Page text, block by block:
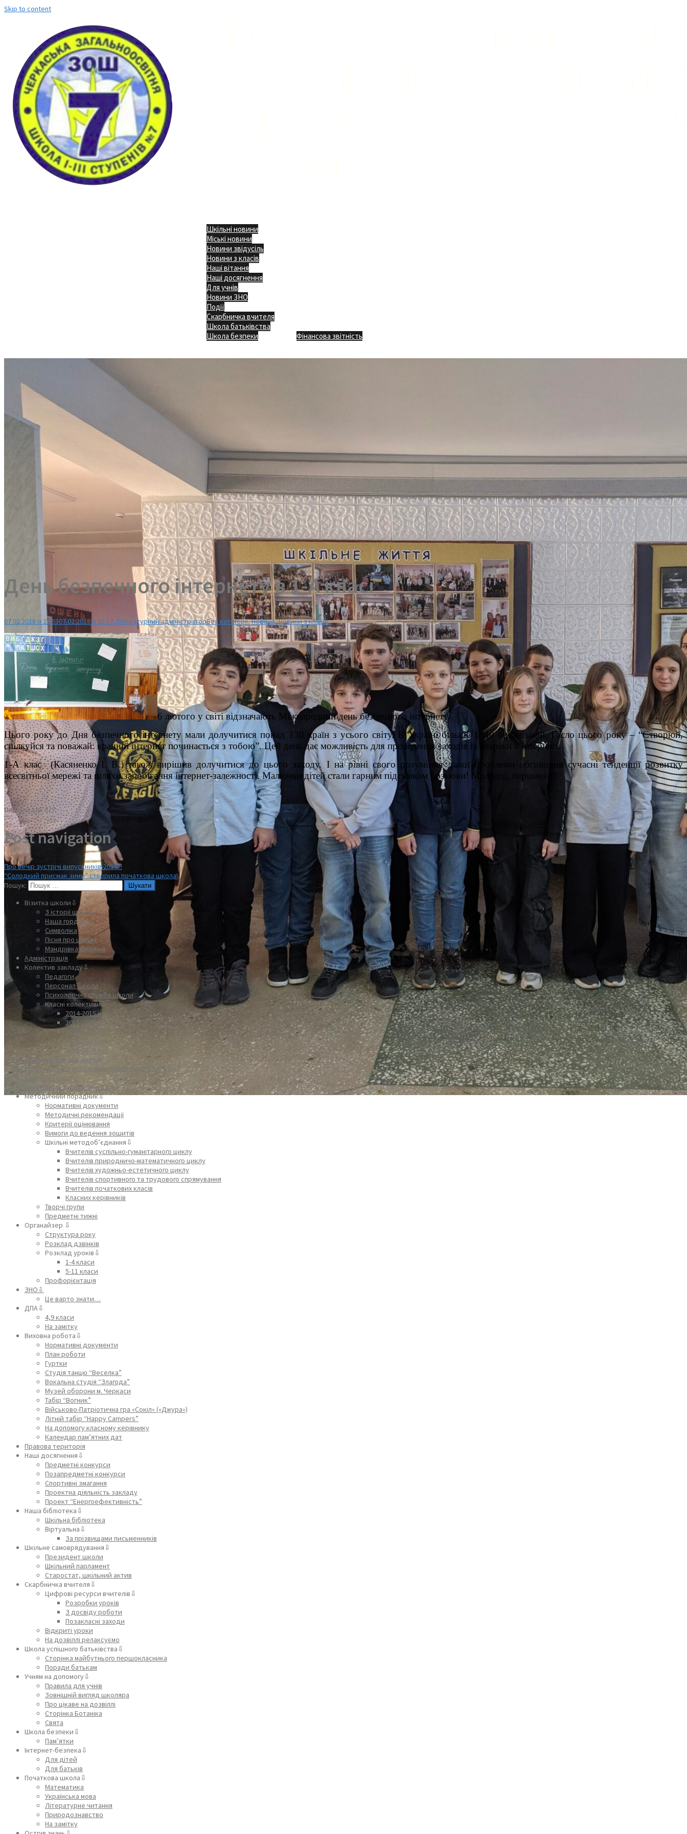
Skip to content
Шкільні новини
Міські новини
Новини звідусіль
Новини з класів
Наші вітання
Наші досягнення
Для учнів
Новини ЗНО
Події
Скарбничка вчителя
Школа батьківства
Школа безпеки
Фінансова звітність
День безпечного інтернету в 1-А класі
07.02.2018 о 21:5307.02.2018 о 21:57Літературний адміністраторБез категорії,Новини,Новини з класів
6 лютого у світі відзначають Міжнародний день безпечного інтернету.
Цього року до Дня безпечного інтернету мали долучитися понад 130 країн з усього світу. В Україні більше 1240 організацій. Гасло цього року – “Створюй,
спілкуйся та поважай: кращий інтернет починається з тобою”. Цей день дає можливість для проведення заходів із безпеки в інтернеті.
1-А клас (Касяненко І. В.) також вирішив долучитися до цього заходу. І на рівні свого розуміння даної проблеми обговорив сучасні тенденції розвитку
всесвітньої мережі та шляхи запобігання інтернет-залежності. Малюнки дітей стали гарним підсумком розмови! Молодці, першачки!
Переглядів:517
Post navigation
Про вечір зустрічі випускників-2018!!!
“Солодкий присмак зими” створила початкова школа!
Пошук:
Візитка школи⇩
З історії школи
Наша гордість
Символіка
Пісня про школу
Мандрівка школою
Адміністрація
Колектив закладу⇩
Педагоги
Персонал школи
Психологічна служба школи
Класні колективи⇩
2014-2015 н.р.
2015-2016 н.р.
2016-2017 н.р.
2017-2018 н.р.
2018-2019 н.р.
Нова українська школа
Освіта дітей з особливими освітніми потребами
Безпечна школа!
Організація харчування дітей
Методичний порадник⇩
Нормативні документи
Методичні рекомендації
Критерії оцінювання
Вимоги до ведення зошитів
Шкільні методоб’єднання⇩
Вчителів суспільно-гуманітарного циклу
Вчителів природничо-математичного циклу
Вчителів художньо-естетичного циклу
Вчителів спортивного та трудового спрямування
Вчителів початкових класів
Класних керівників
Творчі групи
Предметні тижні
Органайзер ⇩
Структура року
Розклад дзвінків
Розклад уроків⇩
1-4 класи
5-11 класи
Профорієнтація
ЗНО⇩
Це варто знати…
ДПА⇩
4,9 класи
На замітку
Виховна робота⇩
Нормативні документи
План роботи
Гуртки
Студія танцю “Веселка”
Вокальна студія “Злагода”
Музей оборони м. Черкаси
Табір “Вогник”
Військово-Патріотична гра «Сокіл» («Джура»)
Літній табір “Happy Campers”
На допомогу класному керівнику
Календар пам’ятних дат
Правова територія
Наші досягнення⇩
Предметні конкурси
Позапредметні конкурси
Спортивні змагання
Проектна діяльність закладу
Проект “Енергоефективність”
Наша бібліотека⇩
Шкільна бібліотека
Віртуальна⇩
За прізвищами письменників
Шкільне самоврядування⇩
Президент школи
Шкільний парламент
Старостат, шкільний актив
Скарбничка вчителя⇩
Цифрові ресурси вчителів⇩
Розробки уроків
З досвіду роботи
Позакласні заходи
Відкриті уроки
На дозвіллі релаксуємо
Школа успішного батьківства⇩
Сторінка майбутнього першокласника
Поради батькам
Учням на допомогу⇩
Правила для учнів
Зовнішній вигляд школяра
Про цікаве на дозвіллі
Сторінка Ботаніка
Свята
Школа безпеки⇩
Пам’ятки
Інтернет-безпека⇩
Для дітей
Для батьків
Початкова школа⇩
Математика
Українська мова
Літературне читання
Природознавство
На замітку